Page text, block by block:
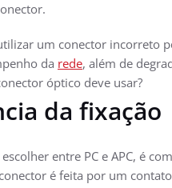
um conector incorreto
da rede, além de
óptico deve usar?
da fixação
entre PC e APC, é
é feita por um